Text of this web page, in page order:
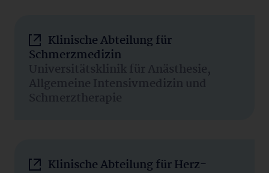
Klinische Abteilung für
Schmerzmedizin
Universitätsklinik für Anästhesie,
Allgemeine Intensivmedizin und
Schmerztherapie
Klinische Abteilung für Herz-